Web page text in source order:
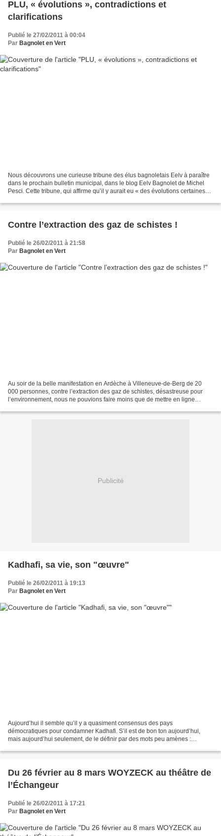
PLU, « évolutions », contradictions et
clarifications
Publié le 27/02/2011 à 00:04
Par Bagnolet en Vert
Nous découvrons une curieuse tribune des élus bagnoletais Eelv à paraître
dans le prochain bulletin municipal, dans le blog Eelv Bagnolet de Michel
Pesci. Cette tribune, qui affirme qu’il y aurait eu « des évolutions certaines
Contre l’extraction des gaz de schistes !
Publié le 26/02/2011 à 21:58
Par Bagnolet en Vert
Au soir de la belle manifestation en Ardèche à Villeneuve-de-Berg de 20
000 personnes, contre l’extraction des gaz de schistes, désastreuse pour
l’environnement, nous ne pouvions faire moins que de mettre en ligne
Publicité
Kadhafi, sa vie, son "œuvre"
Publié le 26/02/2011 à 19:13
Par Bagnolet en Vert
Aujourd’hui il semble qu’il y a quasiment consensus des pays
démocratiques pour condamner Kadhafi. S’il est de bon ton aujourd’hui,
mais aujourd’hui seulement, de le définir par des mots peu amènes :
Du 26 février au 8 mars WOYZECK au théâtre de
l’Échangeur
Publié le 26/02/2011 à 17:21
Par Bagnolet en Vert